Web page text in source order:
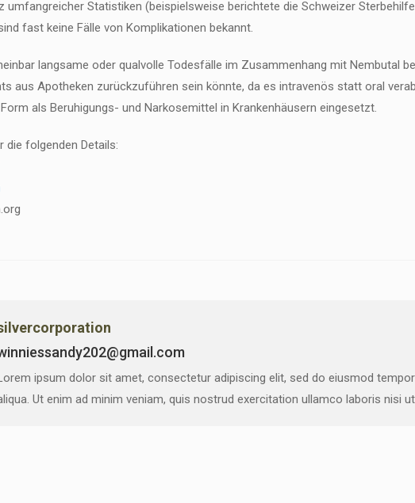
umfangreicher Statistiken (beispielsweise berichtete die Schweizer
fast keine Fälle von Komplikationen bekannt.
langsame oder qualvolle Todesfälle im Zusammenhang mit Nembutal
aus Apotheken zurückzuführen sein könnte, da es intravenös statt oral
als Beruhigungs- und Narkosemittel in Krankenhäusern eingesetzt.
die folgenden Details:
ipsum dolor sit amet, consectetur adipiscing elit, sed do eiusmod
Ut enim ad minim veniam, quis nostrud exercitation ullamco laboris nisi